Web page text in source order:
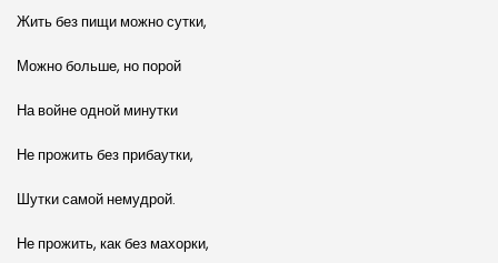
Жить без пищи можно сутки,
Можно больше, но порой
На войне одной минутки
Не прожить без прибаутки,
Шутки самой немудрой.
Не прожить, как без махорки,